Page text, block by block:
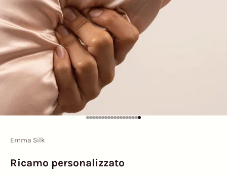
Vai all'articolo 1
Vai all'articolo 2
Vai all'articolo 3
Vai all'articolo 4
Vai all'articolo 5
Vai all'articolo 6
Vai all'articolo 7
Vai all'articolo 8
Vai all'articolo 9
Vai all'articolo 10
Vai all'articolo 11
Vai all'articolo 12
Vai all'articolo 13
Vai all'articolo 14
Vai all'articolo 15
Vai all'articolo 16
Vai all'articolo 17
Vai all'articolo 18
Emma Silk
Ricamo personalizzato